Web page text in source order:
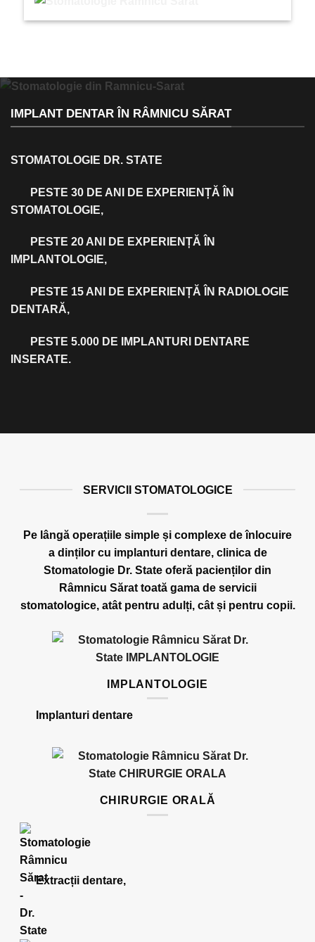
IMPLANT DENTAR ÎN RÂMNICU SĂRAT
STOMATOLOGIE DR. STATE
PESTE 30 DE ANI DE EXPERIENȚĂ ÎN
STOMATOLOGIE,
PESTE 20 ANI DE EXPERIENȚĂ ÎN
IMPLANTOLOGIE,
PESTE 15 ANI DE EXPERIENȚĂ ÎN RADIOLOGIE
DENTARĂ,
PESTE 5.000 DE IMPLANTURI DENTARE
INSERATE.
SERVICII STOMATOLOGICE
Pe lângă operațiile simple și complexe de înlocuire
a dinților cu implanturi dentare, clinica de
Stomatologie Dr. State oferă pacienților din
Râmnicu Sărat toată gama de servicii
stomatologice, atât pentru adulți, cât și pentru copii.
IMPLANTOLOGIE
Implanturi dentare
CHIRURGIE ORALĂ
Extracții dentare,